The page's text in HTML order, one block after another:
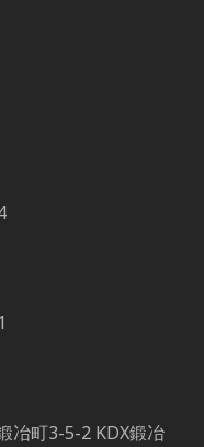
冶町3-5-2 KDX鍛冶